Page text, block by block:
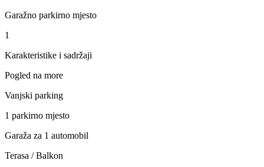
Garažno parkirno mjesto
1
Karakteristike i sadržaji
Pogled na more
Vanjski parking
1 parkirno mjesto
Garaža za 1 automobil
Terasa / Balkon